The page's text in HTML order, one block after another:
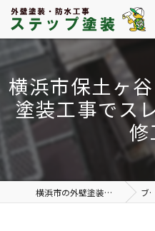
横浜市保土ヶ
塗装工事でス
横浜市の外壁塗装なら有限会社ステップ塗装 ブログ